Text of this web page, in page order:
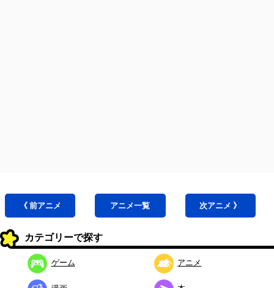
《 前アニメ アニメ一覧 次アニメ 》
カテゴリーで探す
ゲーム アニメ